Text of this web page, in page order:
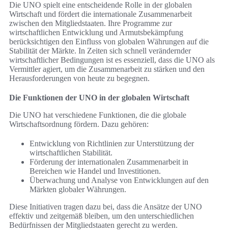
Die UNO spielt eine entscheidende Rolle in der globalen
Wirtschaft und fördert die internationale Zusammenarbeit
zwischen den Mitgliedstaaten. Ihre Programme zur
wirtschaftlichen Entwicklung und Armutsbekämpfung
berücksichtigen den Einfluss von globalen Währungen auf die
Stabilität der Märkte. In Zeiten sich schnell verändernder
wirtschaftlicher Bedingungen ist es essenziell, dass die UNO als
Vermittler agiert, um die Zusammenarbeit zu stärken und den
Herausforderungen von heute zu begegnen.
Die Funktionen der UNO in der globalen Wirtschaft
Die UNO hat verschiedene Funktionen, die die globale
Wirtschaftsordnung fördern. Dazu gehören:
Entwicklung von Richtlinien zur Unterstützung der
wirtschaftlichen Stabilität.
Förderung der internationalen Zusammenarbeit in
Bereichen wie Handel und Investitionen.
Überwachung und Analyse von Entwicklungen auf den
Märkten globaler Währungen.
Diese Initiativen tragen dazu bei, dass die Ansätze der UNO
effektiv und zeitgemäß bleiben, um den unterschiedlichen
Bedürfnissen der Mitgliedstaaten gerecht zu werden.